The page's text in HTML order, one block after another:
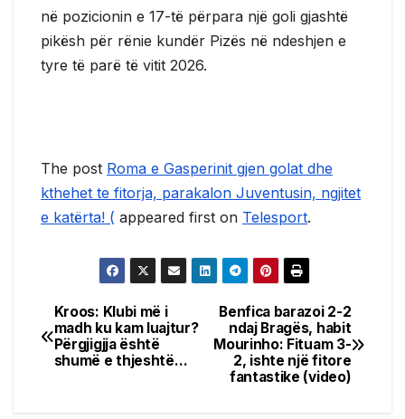
në pozicionin e 17-të përpara një goli gjashtë
pikësh për rënie kundër Pizës në ndeshjen e
tyre të parë të vitit 2026.
The post Roma e Gasperinit gjen golat dhe
kthehet te fitorja, parakalon Juventusin, ngjitet
e katërta! ( appeared first on Telesport.
Post
navigation
Benfica barazoi 2-2
ndaj Bragës, habit
Mourinho: Fituam 3-
2, ishte një fitore
fantastike (video)
Kroos: Klubi më i
madh ku kam luajtur?
Përgjigjja është
shumë e thjeshtë…